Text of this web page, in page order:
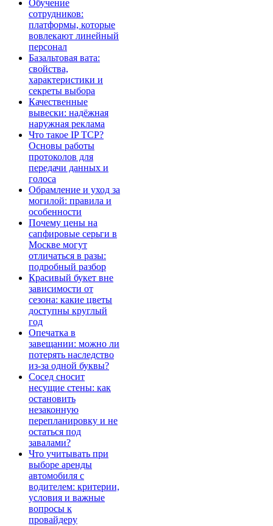
Обучение
сотрудников:
платформы, которые
вовлекают линейный
персонал
Базальтовая вата:
свойства,
характеристики и
секреты выбора
Качественные
вывески: надёжная
наружная реклама
Что такое IP TCP?
Основы работы
протоколов для
передачи данных и
голоса
Обрамление и уход за
могилой: правила и
особенности
Почему цены на
сапфировые серьги в
Москве могут
отличаться в разы:
подробный разбор
Красивый букет вне
зависимости от
сезона: какие цветы
доступны круглый
год
Опечатка в
завещании: можно ли
потерять наследство
из-за одной буквы?
Сосед сносит
несущие стены: как
остановить
незаконную
перепланировку и не
остаться под
завалами?
Что учитывать при
выборе аренды
автомобиля с
водителем: критерии,
условия и важные
вопросы к
провайдеру